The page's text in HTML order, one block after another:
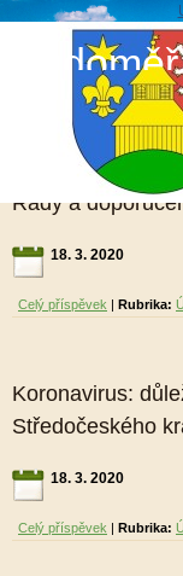
Sudoměř
Úřední deska
Rady a
18. 3. 2020
Celý příspěvek | Rubrika:
Koronavirus:
Středočeského
18. 3. 2020
Celý příspěvek | Rubrika: